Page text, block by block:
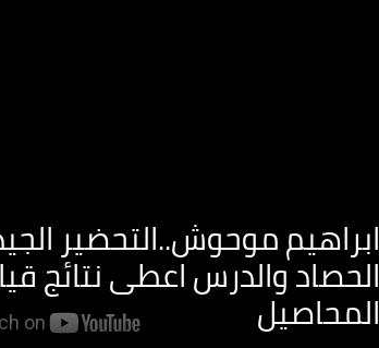
ابراهيم موحوش..التحضير
الحصاد والدرس اعطى نتائج
المحاصيل